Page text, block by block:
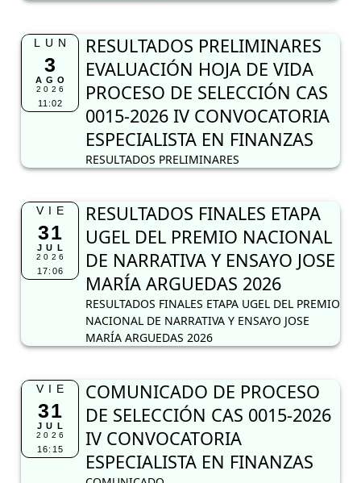
LUN
3
AGO
2026
11:02
RESULTADOS PRELIMINARES
EVALUACIÓN HOJA DE VIDA
PROCESO DE SELECCIÓN CAS
0015-2026 IV CONVOCATORIA
ESPECIALISTA EN FINANZAS
RESULTADOS PRELIMINARES
VIE
31
JUL
2026
17:06
RESULTADOS FINALES ETAPA
UGEL DEL PREMIO NACIONAL
DE NARRATIVA Y ENSAYO JOSE
MARÍA ARGUEDAS 2026
RESULTADOS FINALES ETAPA UGEL DEL PREMIO
NACIONAL DE NARRATIVA Y ENSAYO JOSE
MARÍA ARGUEDAS 2026
VIE
31
JUL
2026
16:15
COMUNICADO DE PROCESO
DE SELECCIÓN CAS 0015-2026
IV CONVOCATORIA
ESPECIALISTA EN FINANZAS